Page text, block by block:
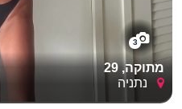
3
מתוקה, 29
נתניה